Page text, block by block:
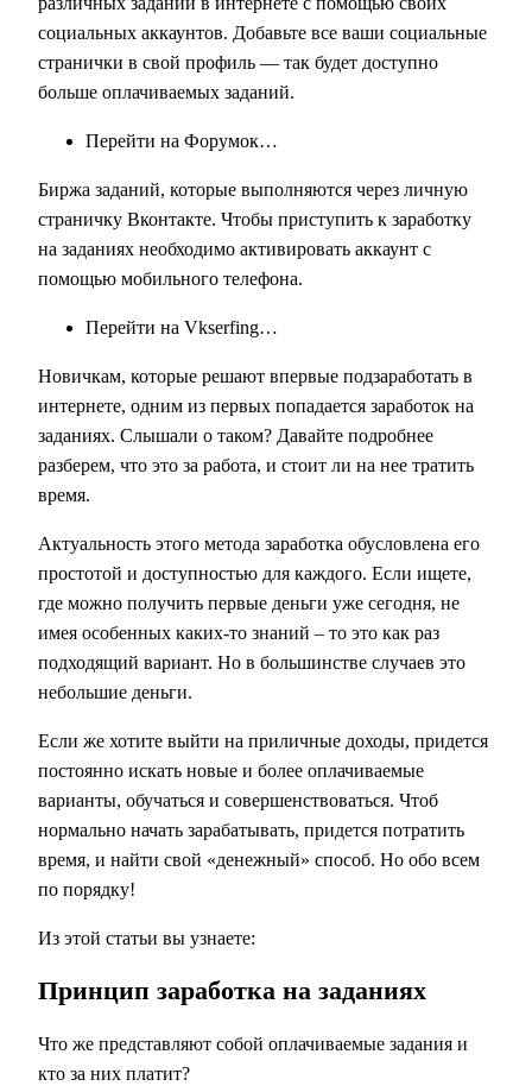
социальных аккаунтов. Добавьте все ваши социальные
странички в свой профиль — так будет доступно
больше оплачиваемых заданий.
Перейти на Форумок…
Биржа заданий, которые выполняются через личную
страничку Вконтакте. Чтобы приступить к заработку
на заданиях необходимо активировать аккаунт с
помощью мобильного телефона.
Перейти на Vkserfing…
Новичкам, которые решают впервые подзаработать в
интернете, одним из первых попадается заработок на
заданиях. Слышали о таком? Давайте подробнее
разберем, что это за работа, и стоит ли на нее тратить
время.
Актуальность этого метода заработка обусловлена его
простотой и доступностью для каждого. Если ищете,
где можно получить первые деньги уже сегодня, не
имея особенных каких-то знаний – то это как раз
подходящий вариант. Но в большинстве случаев это
небольшие деньги.
Если же хотите выйти на приличные доходы, придется
постоянно искать новые и более оплачиваемые
варианты, обучаться и совершенствоваться. Чтоб
нормально начать зарабатывать, придется потратить
время, и найти свой «денежный» способ. Но обо всем
по порядку!
Из этой статьи вы узнаете:
Принцип заработка на заданиях
Что же представляют собой оплачиваемые задания и
кто за них платит?